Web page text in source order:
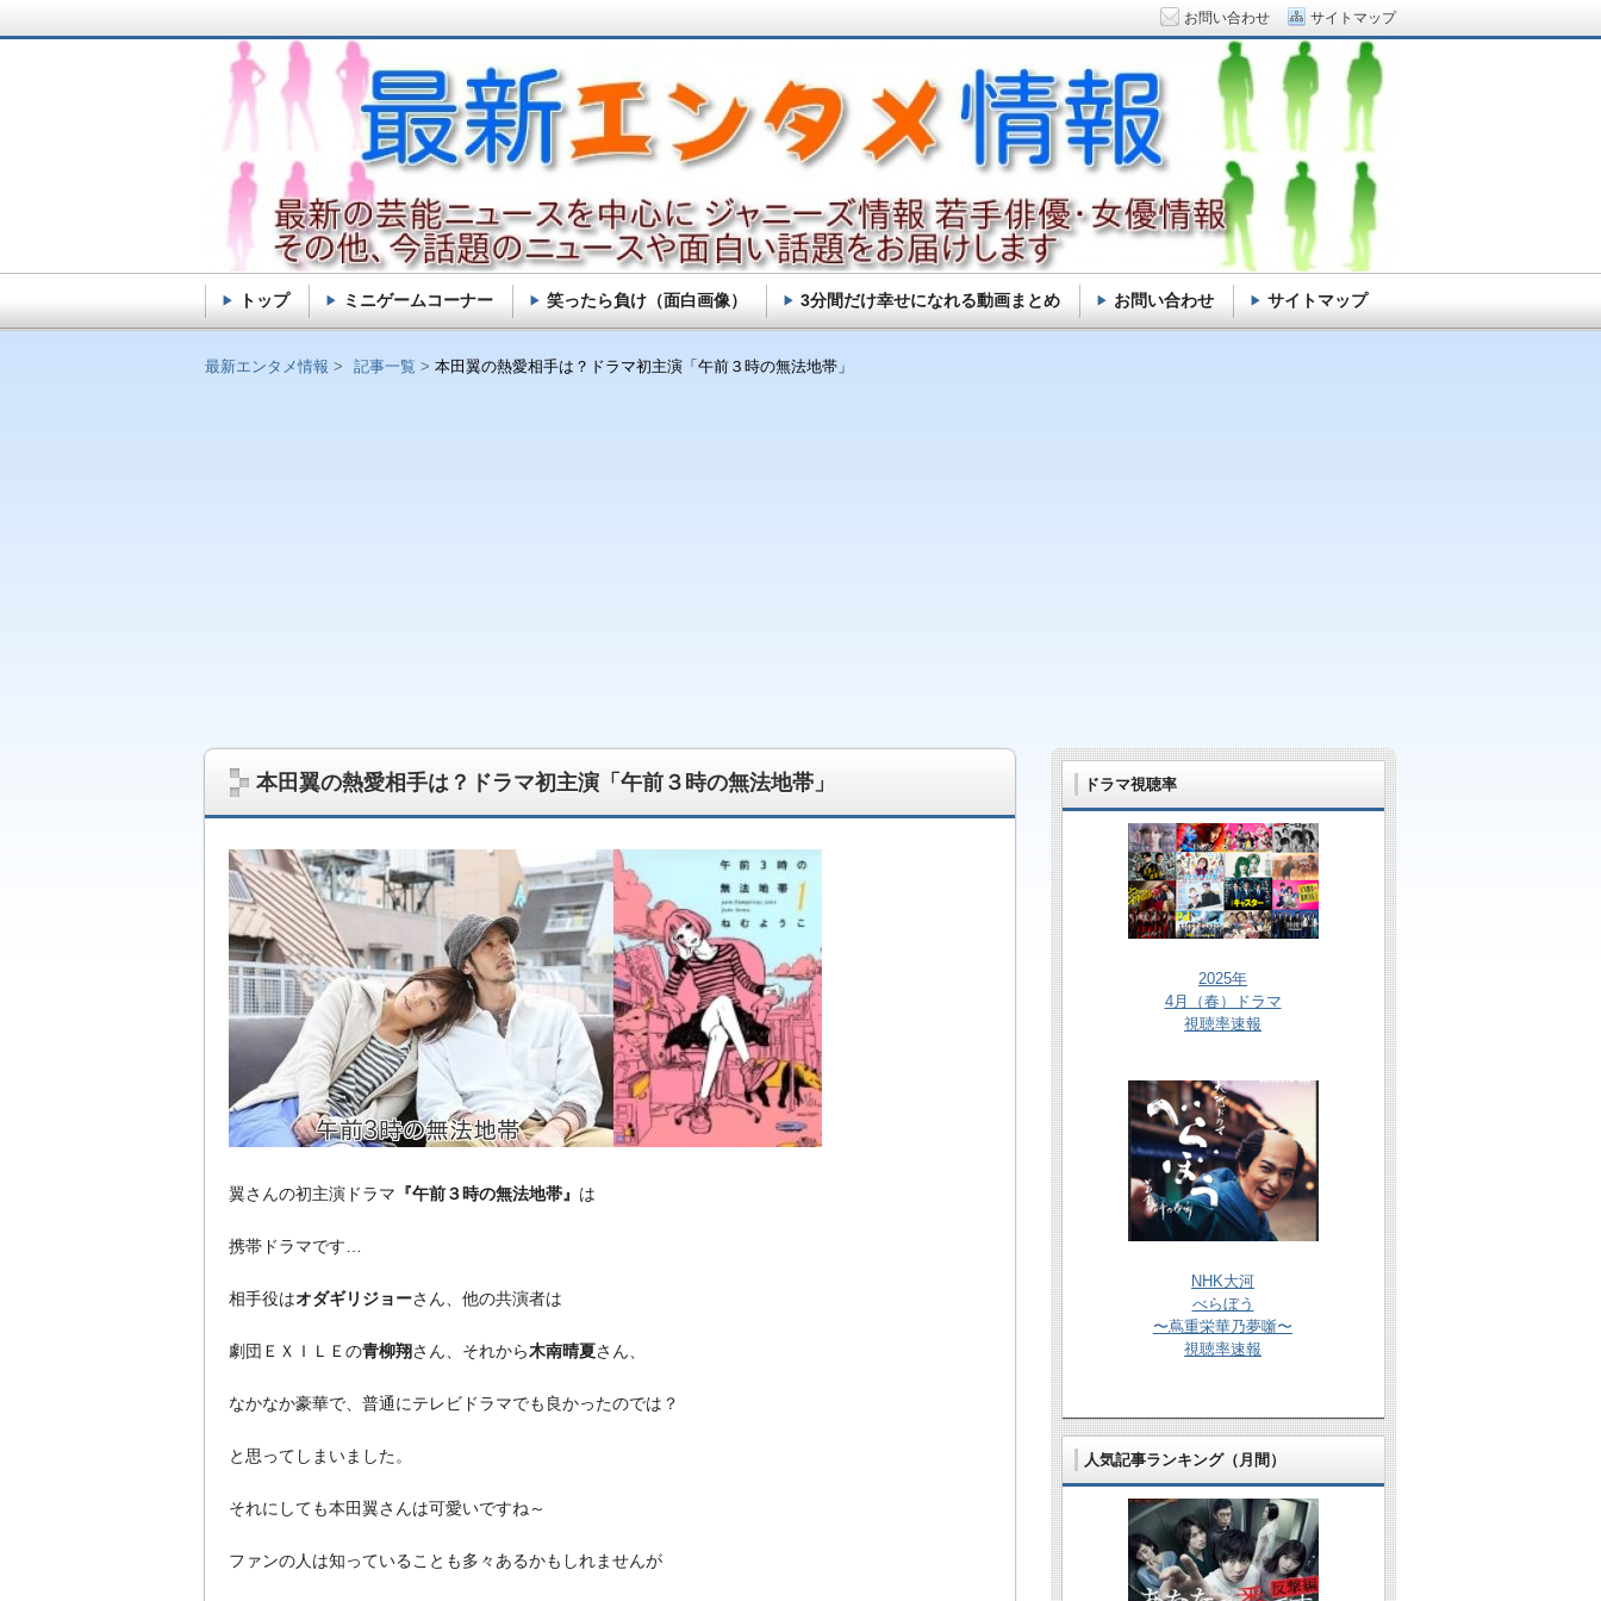
本田翼の熱愛相手は？ドラマ初主演「午前３時の無法地帯」
翼さんの初主演ドラマ 『午前３時の無法地帯』 は
携帯ドラマです…
相手役はオダギリジョーさん、他の共演者は
劇団ＥＸＩＬＥの青柳翔さん、それから木南晴夏さん、
なかなか豪華で、普通にテレビドラマでも良かったのでは？
と思ってしまいました。
それにしても本田翼さんは可愛いですね～
ファンの人は知っていることも多々あるかもしれませんが
ドラマ視聴率
2025年
4月（春）ドラマ
視聴率速報
NHK大河
べらぼう
〜蔦重栄華乃夢噺〜
視聴率速報
人気記事ランキング（月間）
最新エンタメ情報 記事一覧 本田翼の熱愛相手は？ドラマ初主演「午前３時の無法地帯」
最新エンタメ情報
トップ ミニゲームコーナー 笑ったら負け（面白画像） 3分間だけ幸せになれる動画まとめ お問い合わせ サイトマップ
お問い合わせ サイトマップ